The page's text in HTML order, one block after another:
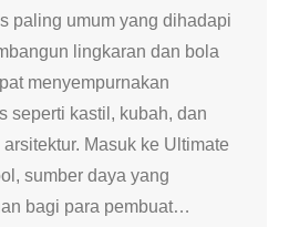
paling umum yang dihadapi
lingkaran dan bola
menyempurnakan
seperti kastil, kubah, dan
Masuk ke Ultimate
sumber daya yang
bagi para pembuat…